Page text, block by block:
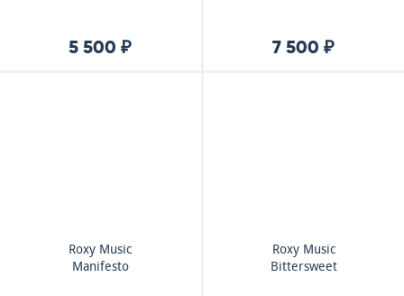
5 500 ₽ 7 500 ₽
Roxy Music
Manifesto
Roxy Music
Bittersweet